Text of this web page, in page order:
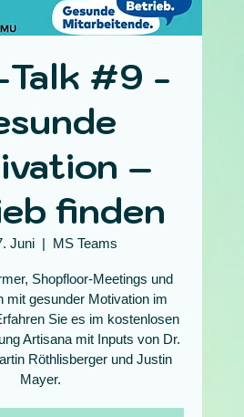
Talk #9 -
–
finden
Juni
  |
MS Teams
Shopfloor-Meetings und
mit gesunder Motivation im
Sie es im kostenlosen
Artisana mit Inputs von Dr.
Röthlisberger und Justin
Mayer.